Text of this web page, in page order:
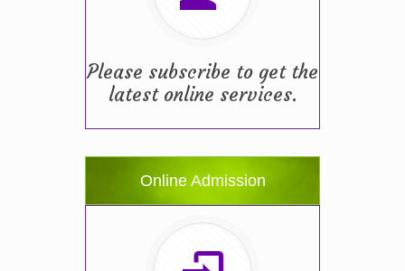
Please subscribe to get the
latest online services.
Online Admission